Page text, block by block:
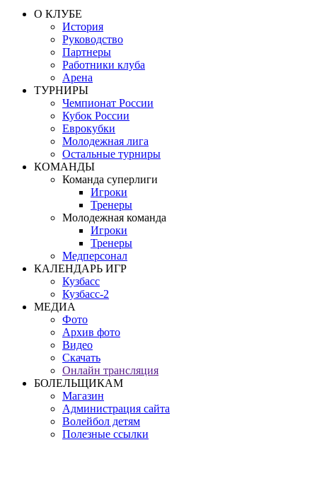
О КЛУБЕ
История
Руководство
Партнеры
Работники клуба
Арена
ТУРНИРЫ
Чемпионат России
Кубок России
Еврокубки
Молодежная лига
Остальные турниры
КОМАНДЫ
Команда суперлиги
Игроки
Тренеры
Молодежная команда
Игроки
Тренеры
Медперсонал
КАЛЕНДАРЬ ИГР
Кузбасс
Кузбасс-2
МЕДИА
Фото
Архив фото
Видео
Скачать
Онлайн трансляция
БОЛЕЛЬЩИКАМ
Магазин
Администрация сайта
Волейбол детям
Полезные ссылки